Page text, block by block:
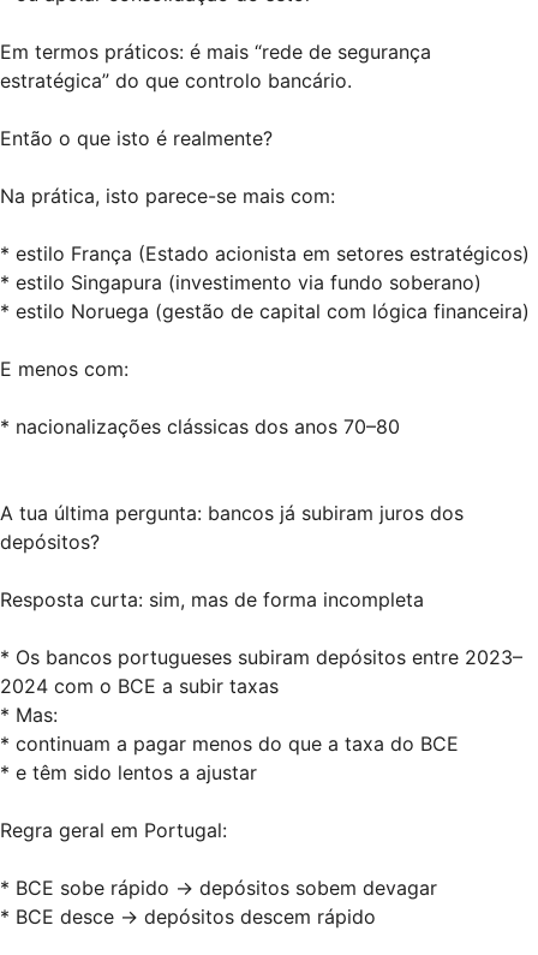
Em termos práticos: é mais “rede de segurança
estratégica” do que controlo bancário.
Então o que isto é realmente?
Na prática, isto parece-se mais com:
* estilo França (Estado acionista em setores estratégicos)
* estilo Singapura (investimento via fundo soberano)
* estilo Noruega (gestão de capital com lógica financeira)
E menos com:
* nacionalizações clássicas dos anos 70–80
A tua última pergunta: bancos já subiram juros dos
depósitos?
Resposta curta: sim, mas de forma incompleta
* Os bancos portugueses subiram depósitos entre 2023–
2024 com o BCE a subir taxas
* Mas:
* continuam a pagar menos do que a taxa do BCE
* e têm sido lentos a ajustar
Regra geral em Portugal:
* BCE sobe rápido → depósitos sobem devagar
* BCE desce → depósitos descem rápido